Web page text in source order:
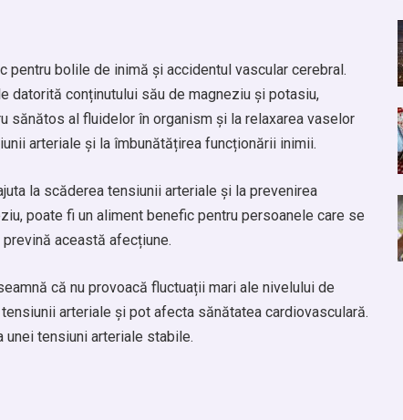
bolile de inimă și accidentul vascular cerebral.
datorită conținutului său de magneziu și potasiu,
sănătos al fluidelor în organism și la relaxarea vaselor
arteriale și la îmbunătățirea funcționării inimii.
la scăderea tensiunii arteriale și la prevenirea
poate fi un aliment benefic pentru persoanele care se
această afecțiune.
că nu provoacă fluctuații mari ale nivelului de
arteriale și pot afecta sănătatea cardiovasculară.
tensiuni arteriale stabile.